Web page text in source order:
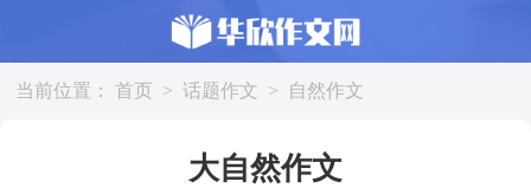
当前位置： 首页 > 话题作文 > 自然作文
大自然作文